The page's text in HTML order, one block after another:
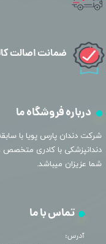
درباره فروشگاه ما
​شرکت دندان پارس پویا با
شما عزیزان میباشد.
تماس با ما
آدرس:
ضمانت اصالت